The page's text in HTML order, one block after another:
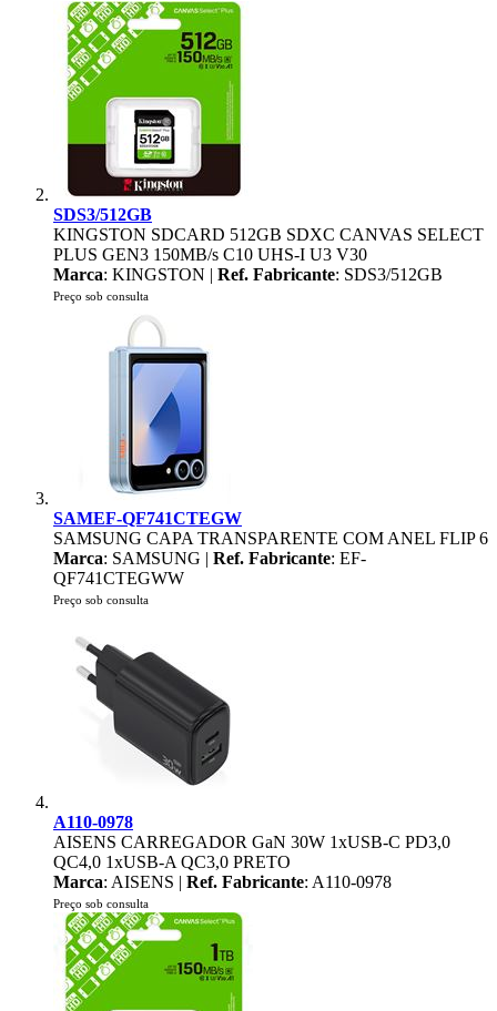
SDS3/512GB
KINGSTON SDCARD 512GB SDXC CANVAS SELECT
PLUS GEN3 150MB/s C10 UHS-I U3 V30
Marca: KINGSTON | Ref. Fabricante: SDS3/512GB
Preço sob consulta
SAMEF-QF741CTEGW
SAMSUNG CAPA TRANSPARENTE COM ANEL FLIP 6
Marca: SAMSUNG | Ref. Fabricante: EF-
QF741CTEGWW
Preço sob consulta
A110-0978
AISENS CARREGADOR GaN 30W 1xUSB-C PD3,0
QC4,0 1xUSB-A QC3,0 PRETO
Marca: AISENS | Ref. Fabricante: A110-0978
Preço sob consulta